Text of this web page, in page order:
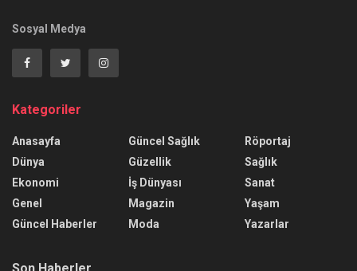
Sosyal Medya
Kategoriler
Anasayfa
Dünya
Ekonomi
Genel
Güncel Haberler
Güncel Sağlık
Güzellik
İş Dünyası
Magazin
Moda
Röportaj
Sağlık
Sanat
Yaşam
Yazarlar